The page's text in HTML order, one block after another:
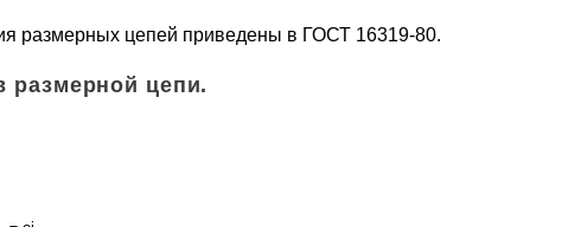
размерных цепей приведены в ГОСТ 16319-80.
размерной цепи.